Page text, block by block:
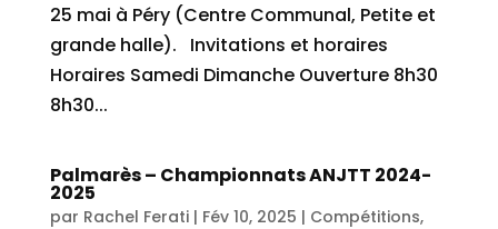
25 mai à Péry (Centre Communal, Petite et
grande halle). Invitations et horaires
Horaires Samedi Dimanche Ouverture 8h30
8h30...
Palmarès – Championnats ANJTT 2024-
2025
par Rachel Ferati| Fév 10, 2025 | Compétitions,